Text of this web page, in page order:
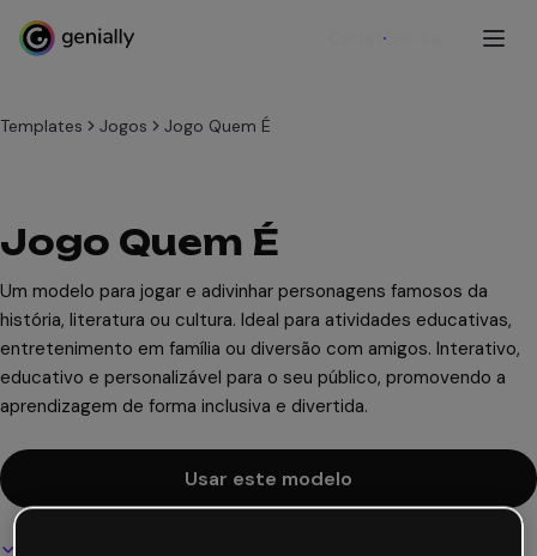
Cadastre-se
Templates Jogos Jogo Quem É
Jogo Quem É
Um modelo para jogar e adivinhar personagens famosos da
história, literatura ou cultura. Ideal para atividades educativas,
entretenimento em família ou diversão com amigos. Interativo,
educativo e personalizável para o seu público, promovendo a
aprendizagem de forma inclusiva e divertida.
Usar este modelo